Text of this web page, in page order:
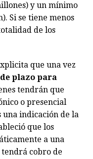
y un mínimo
Si se tiene menos
de los
que una vez
plazo para
tendrán que
o presencial
una indicación de la
que los
a una
tendrá cobro de